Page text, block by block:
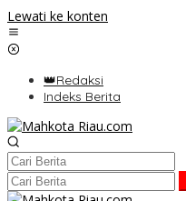
Lewati ke konten
👑Redaksi
Indeks Berita